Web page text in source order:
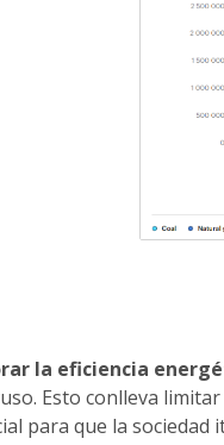
la eficiencia
Esto conlleva
para que la